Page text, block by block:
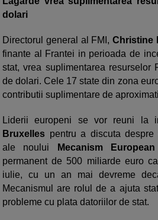
dolari
Directorul general al FMI, Christine
finante al Frantei in perioada de
stat, vrea suplimentarea resurselor
de dolari. Cele 17 state din zona
contributii suplimentare de
Liderii europeni se vor reuni la
Bruxelles pentru a discuta
ale noului
Mecanism
permanent de 500 miliarde euro
iulie, cu un an mai devreme
Mecanismul are rolul de a ajuta
probleme cu plata datoriilor de stat.